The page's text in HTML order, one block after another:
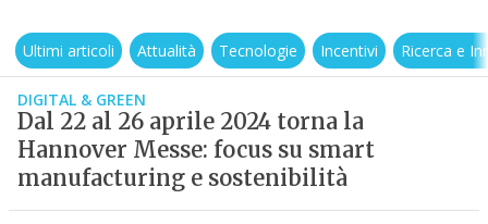
Ultimi articoli Attualità Tecnologie Incentivi Ricerca e
DIGITAL & GREEN
Dal 22 al 26 aprile 2024 torna la
Hannover Messe: focus su smart
manufacturing e sostenibilità